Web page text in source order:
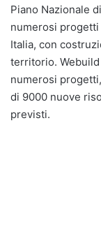
Piano Nazionale
numerosi
Italia, con
territorio.
numerosi
di 9000 nuove
previsti.